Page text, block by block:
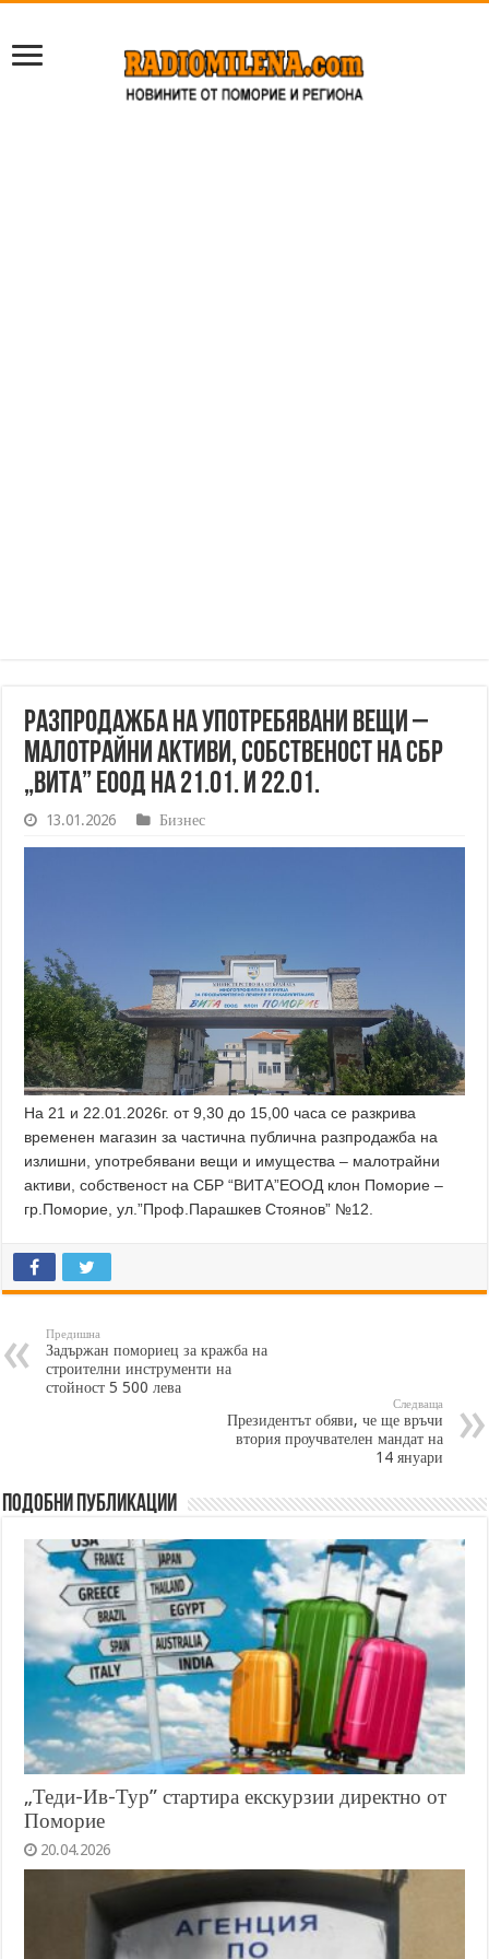
Разпродажба на употребявани вещи –
малотрайни активи, собственост на СБР
„Вита” ЕООД на 21.01. и 22.01.
13.01.2026 Бизнес
На 21 и 22.01.2026г. от 9,30 до 15,00 часа се разкрива
временен магазин за частична публична разпродажба на
излишни, употребявани вещи и имущества – малотрайни
активи, собственост на СБР “ВИТА”ЕООД клон Поморие –
гр.Поморие, ул.”Проф.Парашкев Стоянов” №12.
Предишна
Задържан помориец за кражба на
строителни инструменти на
стойност 5 500 лева
Следваща
Президентът обяви, че ще връчи
втория проучвателен мандат на
14 януари
Подобни публикации
„Теди-Ив-Тур” стартира екскурзии директно от
Поморие
20.04.2026